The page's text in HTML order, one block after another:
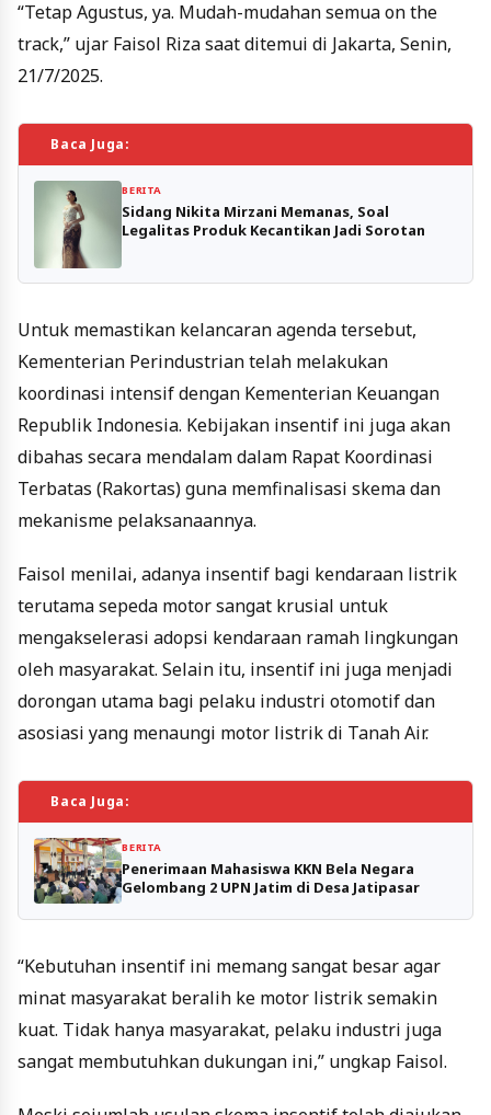
“Tetap Agustus, ya. Mudah-mudahan semua on the
track,” ujar Faisol Riza saat ditemui di Jakarta, Senin,
21/7/2025.
Baca Juga:
BERITA
Sidang Nikita Mirzani Memanas, Soal
Legalitas Produk Kecantikan Jadi Sorotan
Untuk memastikan kelancaran agenda tersebut,
Kementerian Perindustrian telah melakukan
koordinasi intensif dengan Kementerian Keuangan
Republik Indonesia. Kebijakan insentif ini juga akan
dibahas secara mendalam dalam Rapat Koordinasi
Terbatas (Rakortas) guna memfinalisasi skema dan
mekanisme pelaksanaannya.
Faisol menilai, adanya insentif bagi kendaraan listrik
terutama sepeda motor sangat krusial untuk
mengakselerasi adopsi kendaraan ramah lingkungan
oleh masyarakat. Selain itu, insentif ini juga menjadi
dorongan utama bagi pelaku industri otomotif dan
asosiasi yang menaungi motor listrik di Tanah Air.
Baca Juga:
BERITA
Penerimaan Mahasiswa KKN Bela Negara
Gelombang 2 UPN Jatim di Desa Jatipasar
“Kebutuhan insentif ini memang sangat besar agar
minat masyarakat beralih ke motor listrik semakin
kuat. Tidak hanya masyarakat, pelaku industri juga
sangat membutuhkan dukungan ini,” ungkap Faisol.